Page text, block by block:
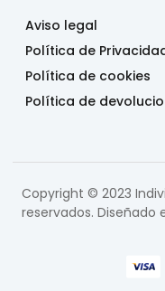
Aviso legal
Política de
Política de cookies
Política de
Copyright © 2023
reservados. Diseñado